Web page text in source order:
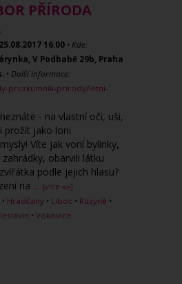
PŘÍRODA
25.08.2017 16:00 • Kde:
V Podbabě 29b, Praha
• Další informace:
pruzkumnik-prirody/letni-
- na vlastní oči, uši,
prožít jako loni
Víte jak voní bylinky,
obarvili látku
podle jejich hlasu?
na ... [více »»]
• Hradčany • Liboc • Ruzyně •
• Vokovice